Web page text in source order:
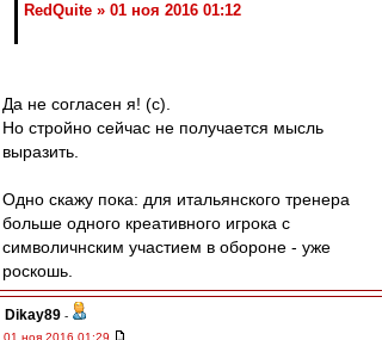
RedQuite » 01 ноя 2016 01:12
Да не согласен я! (с).
Но стройно сейчас не получается мысль
выразить.
Одно скажу пока: для итальянского тренера
больше одного креативного игрока с
символичнским участием в обороне - уже
роскошь.
Dikay89 -
01 ноя 2016 01:29